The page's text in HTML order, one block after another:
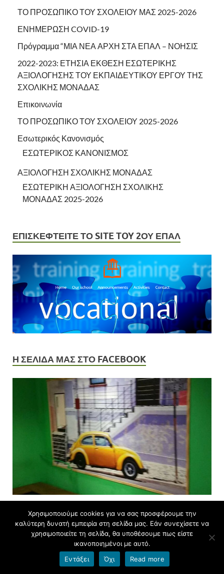
ΤΟ ΠΡΟΣΩΠΙΚΟ ΤΟΥ ΣΧΟΛΕΙΟΥ ΜΑΣ 2025-2026
ΕΝΗΜΕΡΩΣΗ COVID-19
Πρόγραμμα “ΜΙΑ ΝΕΑ ΑΡΧΗ ΣΤΑ ΕΠΑΛ – ΝΟΗΣΙΣ
2022-2023: ΕΤΗΣΙΑ ΕΚΘΕΣΗ ΕΣΩΤΕΡΙΚΗΣ
ΑΞΙΟΛΟΓΗΣΗΣ ΤΟΥ ΕΚΠΑΙΔΕΥΤΙΚΟΥ ΕΡΓΟΥ ΤΗΣ
ΣΧΟΛΙΚΗΣ ΜΟΝΑΔΑΣ
Επικοινωνία
ΤΟ ΠΡΟΣΩΠΙΚΟ ΤΟΥ ΣΧΟΛΕΙΟΥ 2025-2026
Εσωτερικός Κανονισμός
ΕΣΩΤΕΡΙΚΟΣ ΚΑΝΟΝΙΣΜΟΣ
ΑΞΙΟΛΟΓΗΣΗ ΣΧΟΛΙΚΗΣ ΜΟΝΑΔΑΣ
ΕΣΩΤΕΡΙΚΗ ΑΞΙΟΛΟΓΗΣΗ ΣΧΟΛΙΚΗΣ
ΜΟΝΑΔΑΣ 2025-2026
ΕΠΙΣΚΕΦΤΕΙΤΕ ΤΟ SITE TOY 2ΟΥ ΕΠΑΛ
Η ΣΕΛΙΔΑ ΜΑΣ ΣΤΟ FACEBOOK
ERASMUS+
Χρησιμοποιούμε cookies για να σας προσφέρουμε την
καλύτερη δυνατή εμπειρία στη σελίδα μας. Εάν συνεχίσετε να
χρησιμοποιείτε τη σελίδα, θα υποθέσουμε πως είστε
ικανοποιημένοι με αυτό.
Εντάξει
Όχι Read more